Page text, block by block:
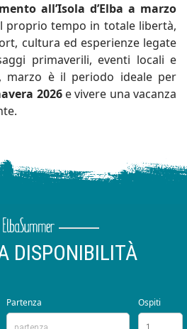
all’Isola d’Elba a marzo
proprio tempo in totale libertà,
cultura ed esperienze legate
primaverili, eventi locali e
marzo è il periodo ideale per
2026e vivere una vacanza
DISPONIBILITÀ
Partenza Ospiti